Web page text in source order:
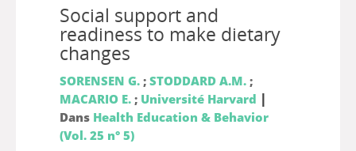
Social support and
readiness to make dietary
changes
SORENSEN G.; STODDARD A.M.;
MACARIO E.; Université Harvard |
Dans Health Education & Behavior
(Vol. 25 n° 5)